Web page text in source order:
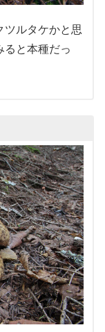
ルタケかと思
ると本種だっ